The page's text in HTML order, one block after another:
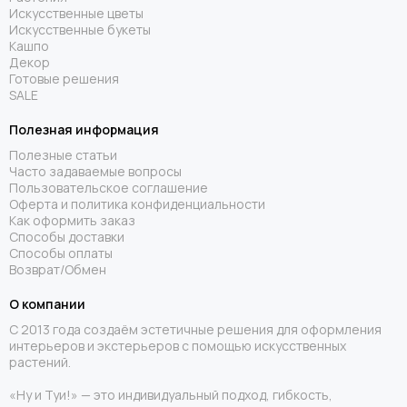
Высокое качество:
лиственные деревья
материалов, точно имитирующих натуральные растения,
что обеспечивает их реалистичный внешний вид и
моделей и размеров для удовлетворения любых
дизайнерских задумок и потребностей.
Индивидуальный подход:
с учётом ваших предпочтений и особенностей интерьера,
а также изготовление на заказ по индивидуальным
параметрам.
Доставка по всей России:
надёжную доставку в любой регион страны, гарантируя
сохранность товара при транспортировке.
в Москвеили другом городе, ознакомьтесь с нашим
Искусственные цветы
Искусственные букеты
Кашпо
Декор
Готовые решения
SALE
Полезная информация
Полезные статьи
Часто задаваемые вопросы
Пользовательское соглашение
Оферта и политика конфиденциальности
Как оформить заказ
Способы доставки
Способы оплаты
Возврат/Обмен
О компании
С 2013 года создаём эстетичные решения для оформления
интерьеров и экстерьеров с помощью искусственных
растений.
«Ну и Туи!» — это индивидуальный подход, гибкость,